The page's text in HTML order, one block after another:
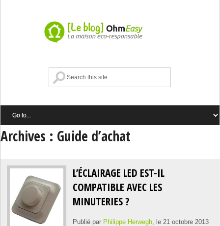
Archives : Guide d’achat
L’ÉCLAIRAGE LED EST-IL
COMPATIBLE AVEC LES
MINUTERIES ?
Publié par Philippe Herwegh, le 21 octobre 2013